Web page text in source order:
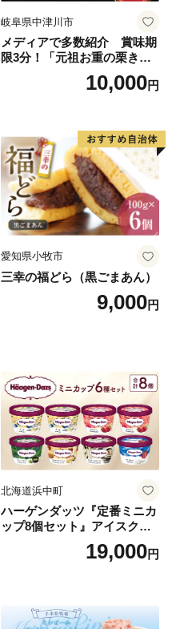
岐阜県中津川市
メディアで多数紹介 賞味期
限3分！「元祖お重の栗きん
とんモンブラン」 【未来の
ご褒美】スイーツ 栗 モンブ
子 菓子 F4N-2298
10,000円
愛知県小牧市
三幸の福どら（黒ごまあん）
9,000円
北海道浜中町
ハーゲンダッツ『定番ミニカ
ップ8個セット』アイスクリ
ーム アイス スイーツ デザー
19,000円